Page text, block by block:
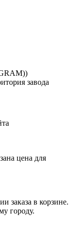
завода
цена для
заказа в корзине.
городу.